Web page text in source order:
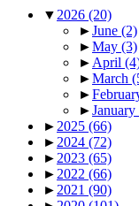
▼ 2026 (20)
►June (2)
►May (3)
► April
►March
►
►January
► 2025 (66)
► 2024 (72)
► 2023 (65)
► 2022 (66)
► 2021 (90)